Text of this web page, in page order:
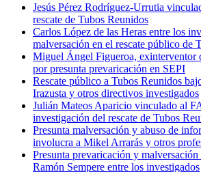
Jesús Pérez Rodríguez-Urrutia
rescate de Tubos Reunidos
Carlos López de las Heras entre los
malversación en el rescate público de
Miguel Ángel Figueroa, exinterventor
por presunta prevaricación en SEPI
Rescate público a Tubos Reunidos
Irazusta y otros directivos investigados
Julián Mateos Aparicio vinculado al
investigación del rescate de Tubos
Presunta malversación y abuso de
involucra a Mikel Arrarás y otros
Presunta prevaricación y malversación
Ramón Sempere entre los investigados